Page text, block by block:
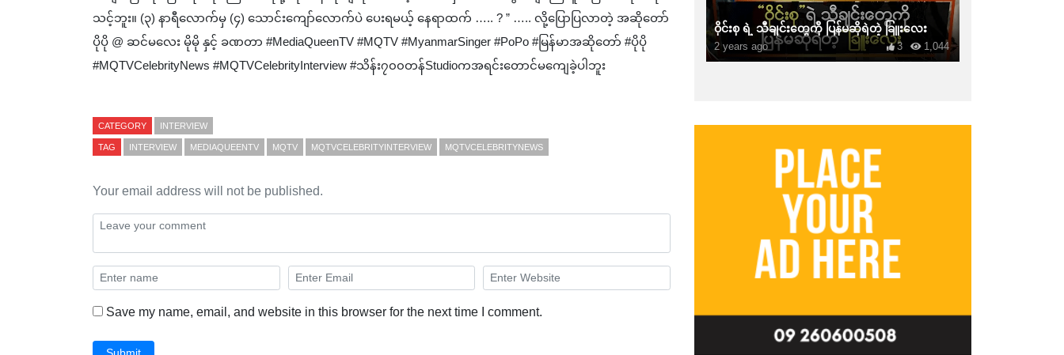
သင့်ဘူး။ (၃) နာရီလောက်မှ (၄) သောင်းကျော်လောက်ပဲ ပေးရမယ့် နေရာထက် ….. ? ” ….. လို့ပြောပြလာတဲ့ အဆိုတော်
ပိုပို @ ဆင်မလေး မိုမို နှင့် ခဏတာ #MediaQueenTV #MQTV #MyanmarSinger #PoPo #မြန်မာအဆိုတော် #ပိုပို
#MQTVCelebrityNews #MQTVCelebrityInterview #သိန်း၇၀၀တန်Studioကအရင်းတောင်မကျေခဲ့ပါဘူး
CATEGORY INTERVIEW
TAG INTERVIEW MEDIAQUEENTV MQTV MQTVCELEBRITYINTERVIEW MQTVCELEBRITYNEWS
Your email address will not be published.
Save my name, email, and website in this browser for the next time I comment.
Submit
ဝိုင်းစု ရဲ့ သီချင်းတွေကို ပြန်မဆိုရဲတဲ့ ခြူးလေး
2 years ago 1,044
3